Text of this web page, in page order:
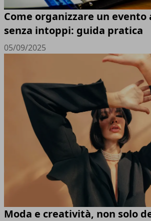
Come organizzare un evento
senza intoppi: guida pratica
05/09/2025
Moda e creatività, non solo